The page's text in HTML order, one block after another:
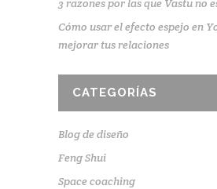
3 razones por las que Vastu no
Cómo usar el efecto espejo en
mejorar tus relaciones
CATEGORÍAS
Blog de diseño
Feng Shui
Space coaching